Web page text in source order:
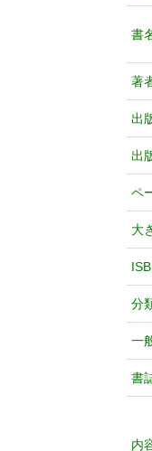
書
著
出
出
ペ
大
分
一
書
内